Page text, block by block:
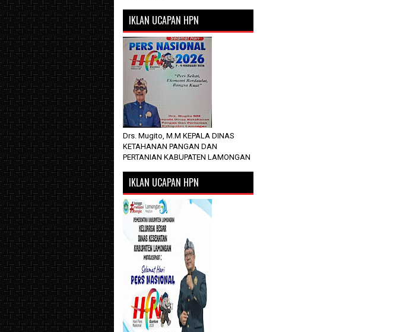
IKLAN UCAPAN HPN
Drs. Mugito, M.M KEPALA DINAS
KETAHANAN PANGAN DAN
PERTANIAN KABUPATEN LAMONGAN
IKLAN UCAPAN HPN